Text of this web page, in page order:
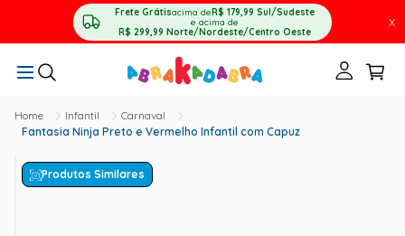
Frete Grátisacima deR$ 179,99 Sul/Sudeste
e acima de
R$ 299,99 Norte/Nordeste/Centro Oeste
X
Infantil
Carnaval
Fantasia Ninja Preto e Vermelho Infantil com Capuz
Produtos Similares